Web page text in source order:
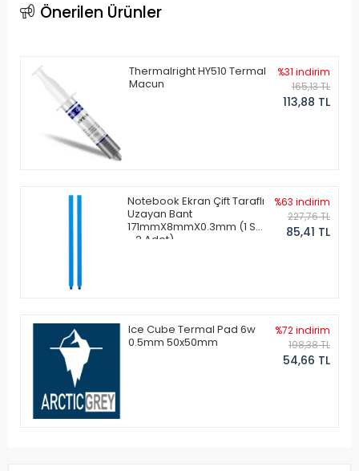
Önerilen Ürünler
Thermalright HY510 Termal
Macun
%31 indirim
165,13 TL
113,88 TL
Notebook Ekran Çift Taraflı
Uzayan Bant
171mmX8mmX0.3mm (1 Set
- 2 Adet)
%63 indirim
227,76 TL
85,41 TL
Ice Cube Termal Pad 6w
0.5mm 50x50mm
%72 indirim
198,38 TL
54,66 TL